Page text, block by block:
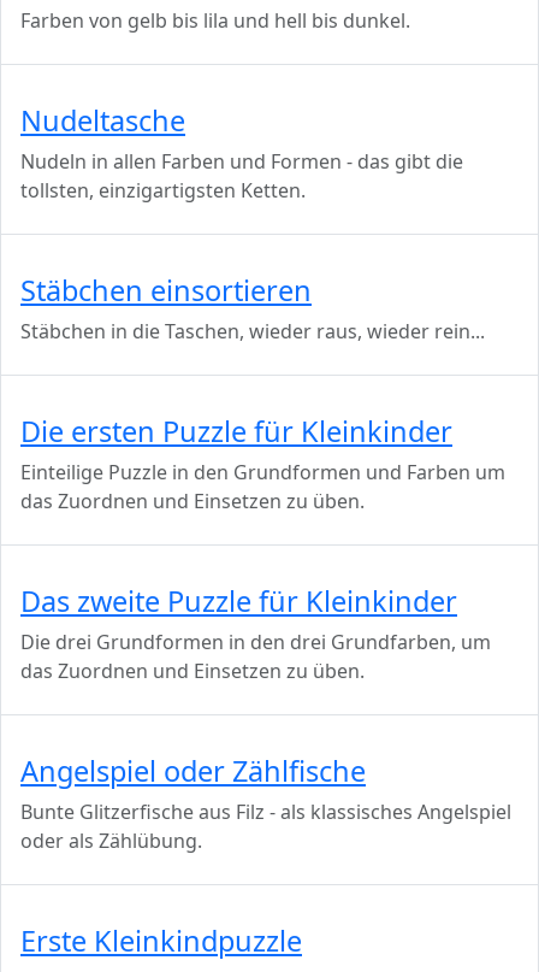
Farben von gelb bis lila und hell bis dunkel.
Nudeltasche
Nudeln in allen Farben und Formen - das gibt die
tollsten, einzigartigsten Ketten.
Stäbchen einsortieren
Stäbchen in die Taschen, wieder raus, wieder rein...
Die ersten Puzzle für Kleinkinder
Einteilige Puzzle in den Grundformen und Farben um
das Zuordnen und Einsetzen zu üben.
Das zweite Puzzle für Kleinkinder
Die drei Grundformen in den drei Grundfarben, um
das Zuordnen und Einsetzen zu üben.
Angelspiel oder Zählfische
Bunte Glitzerfische aus Filz - als klassisches Angelspiel
oder als Zählübung.
Erste Kleinkindpuzzle